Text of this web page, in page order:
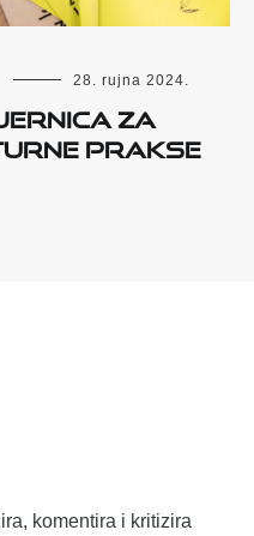
28. rujna 2024.
za
prakse
komentira i kritizira